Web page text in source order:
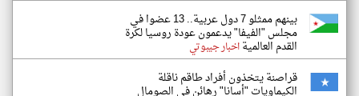
بينهم ممثلو 7 دول عربية.. 13 عضوا في
مجلس "الفيفا" يدعمون عودة روسيا لكرة
القدم العالميةاخبار جيبوتي
قراصنة يتخذون أفراد طاقم ناقلة
الكيماويات "أسانا" رهائن في الصومال